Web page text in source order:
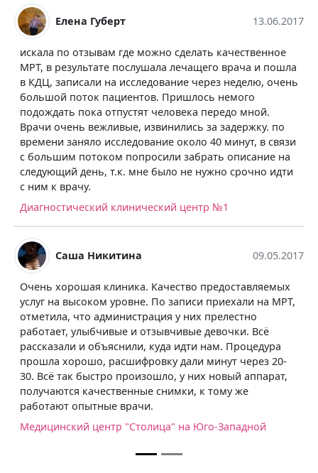
13.06.2017
сделать качественное
лечащего врача и пошла
через неделю, очень
Пришлось немого
человека передо мной.
за задержку. по
около 40 минут, в связи
забрать описание на
было не нужно срочно идти
центр №1
09.05.2017
Качество предоставляемых
По записи приехали на МРТ,
у них прелестно
девочки. Всё
куда идти нам. Процедура
дали минут через 20-
у них новый аппарат,
снимки, к тому же
на Юго-Западной
Елена Найденко
Давно посещала эту
исследования, когда нам
центр. Там приветливый
доброжелательные
выявляют проблемы со
желают пациентов своих
видно сразу, что нет
непонятные
занимаясь
Медицинский центр